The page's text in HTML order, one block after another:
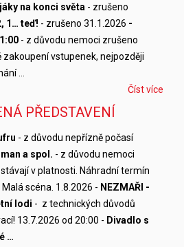
na konci světa - zrušeno
1… teď! - zrušeno 31.1.2026 -
- z důvodu nemoci zrušeno
vstupenek, nejpozději
…
Číst více
PŘEDSTAVENÍ
- z důvodu nepřízně počasí
a spol. - z důvodu nemoci
v platnosti. Náhradní termín
scéna. 1.8.2026 - NEZMAŘI -
lodi - z technických důvodů
13.7.2026 od 20:00 - Divadlo s
…